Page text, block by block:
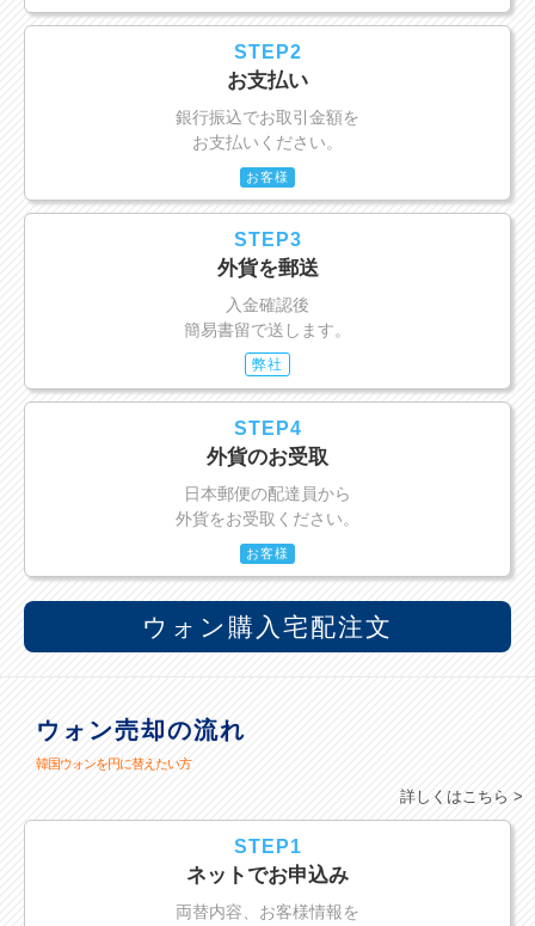
STEP2
お支払い
銀行振込でお取引金額を
お支払いください。
お客様
STEP3
外貨を郵送
入金確認後
簡易書留で送します。
弊社
STEP4
外貨のお受取
日本郵便の配達員から
外貨をお受取ください。
お客様
ウォン購入宅配注文
ウォン売却の流れ
韓国ウォンを円に替えたい方
詳しくはこちら >
STEP1
ネットでお申込み
両替内容、お客様情報を